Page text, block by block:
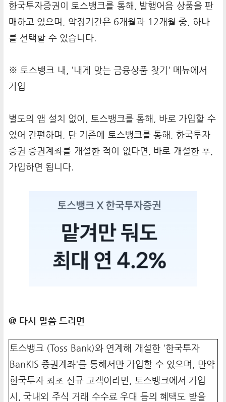
한국투자증권이 토스뱅크를 통해, 발행어음 상품을 판
매하고 있으며, 약정기간은 6개월과 12개월 중, 하나
를 선택할 수 있습니다.
※ 토스뱅크 내, '내게 맞는 금융상품 찾기' 메뉴에서
가입
별도의 앱 설치 없이, 토스뱅크를 통해, 바로 가입할 수
있어 간편하며, 단 기존에 토스뱅크를 통해, 한국투자
증권 증권계좌를 개설한 적이 없다면, 바로 개설한 후,
가입하면 됩니다.
@ 다시 말씀 드리면
토스뱅크 (Toss Bank)와 연계해 개설한 '한국투자
BanKIS 증권계좌'를 통해서만 가입할 수 있으며, 만약
한국투자 최초 신규 고객이라면, 토스뱅크에서 가입
시, 국내외 주식 거래 수수료 우대 등의 혜택도 받을